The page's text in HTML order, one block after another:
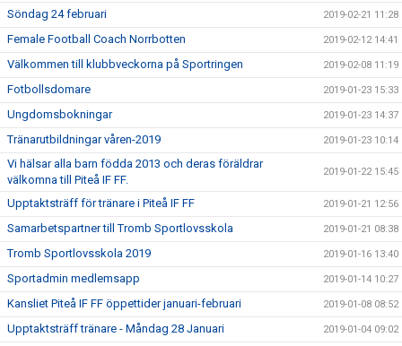
Söndag 24 februari 2019-02-21 11:28
Female Football Coach Norrbotten 2019-02-12 14:41
Välkommen till klubbveckorna på Sportringen 2019-02-08 11:19
Fotbollsdomare 2019-01-23 15:33
Ungdomsbokningar 2019-01-23 14:37
Tränarutbildningar våren-2019 2019-01-23 10:14
Vi hälsar alla barn födda 2013 och deras föräldrar
välkomna till Piteå IF FF.
2019-01-22 15:45
Upptaktsträff för tränare i Piteå IF FF 2019-01-21 12:56
Samarbetspartner till Tromb Sportlovsskola 2019-01-21 08:38
Tromb Sportlovsskola 2019 2019-01-16 13:40
Sportadmin medlemsapp 2019-01-14 10:27
Kansliet Piteå IF FF öppettider januari-februari 2019-01-08 08:52
Upptaktsträff tränare - Måndag 28 Januari 2019-01-04 09:02